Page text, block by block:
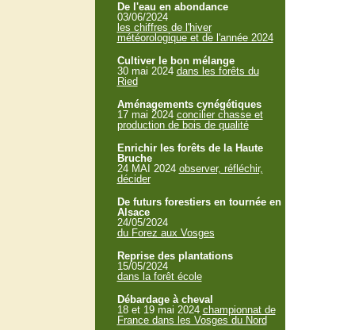
De l'eau en abondance
03/06/2024
les chiffres de l'hiver
météorologique et de l'année 2024
Cultiver le bon mélange
30 mai 2024 dans les forêts du
Ried
Aménagements cynégétiques
17 mai 2024 concilier chasse et
production de bois de qualité
Enrichir les forêts de la Haute
Bruche
24 MAI 2024 observer, réfléchir,
décider
De futurs forestiers en tournée en
Alsace
24/05/2024
du Forez aux Vosges
Reprise des plantations
15/05/2024
dans la forêt école
Débardage à cheval
18 et 19 mai 2024 championnat de
France dans les Vosges du Nord